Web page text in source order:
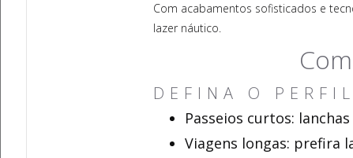
Com acabamentos sofisticados e
lazer náutico.
DEFINA O
Passeios curtos:
Viagens longas: prefira